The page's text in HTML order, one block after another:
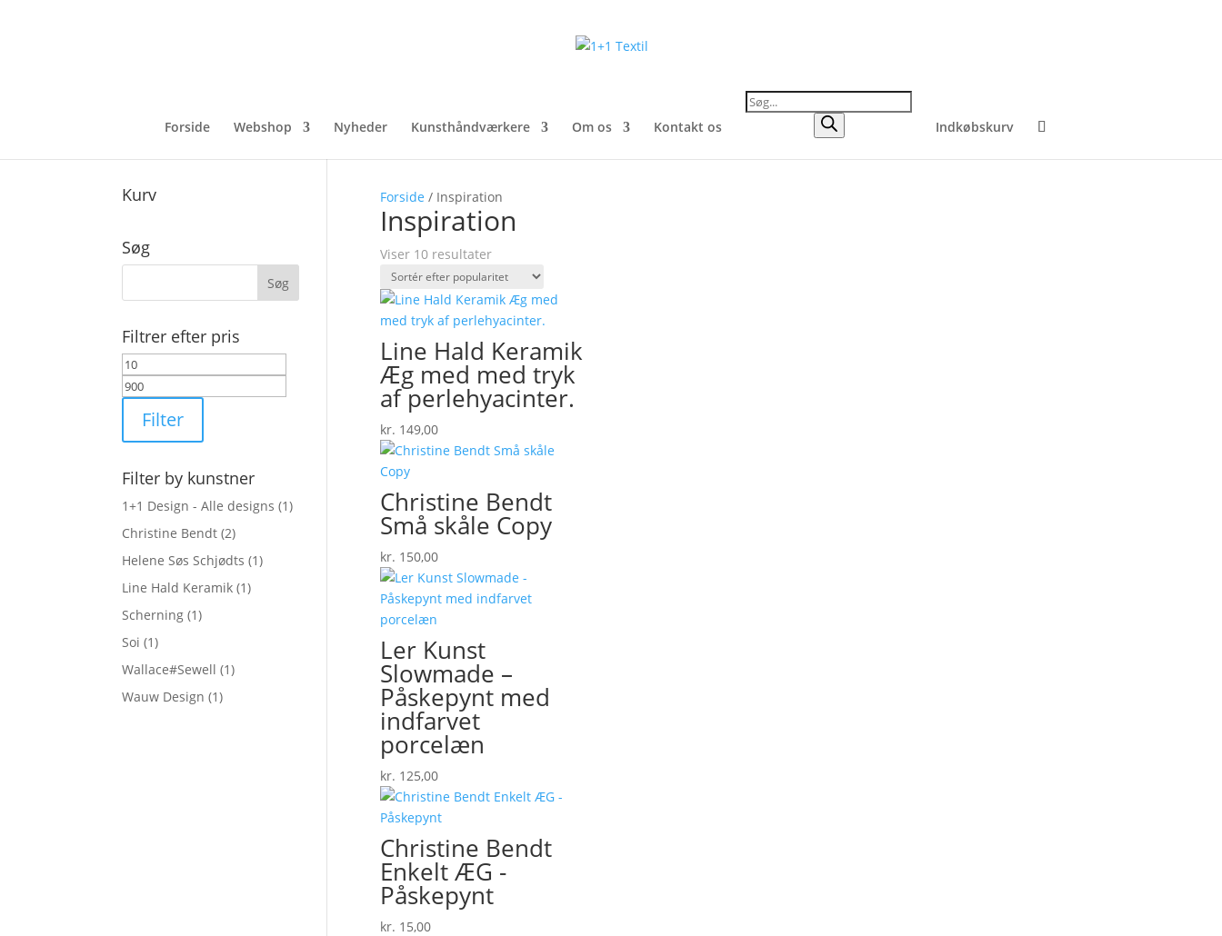
Forside Webshop Nyheder Kunsthåndværkere Om os Kontakt os
Products
search
Indkøbskurv
Forside / Inspiration
Inspiration
Viser 10 resultaterSorteret
efter
popularitet
Line Hald Keramik
Æg med med tryk
af perlehyacinter.
kr. 149,00
Christine Bendt
Små skåle Copy
kr. 150,00
Ler Kunst
Slowmade –
Påskepynt med
indfarvet
porcelæn
kr. 125,00
Christine Bendt
Enkelt ÆG -
Påskepynt
kr. 15,00
Kurv
Søg
Filtrer efter pris
Mindste
pris
Filter
Filter by kunstner
1+1 Design - Alle designs (1)
Christine Bendt (2)
Helene Søs Schjødts (1)
Line Hald Keramik (1)
Scherning (1)
Soi (1)
Wallace#Sewell (1)
Wauw Design (1)